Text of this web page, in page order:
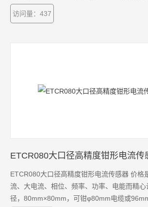
排）、便携式钳形设计，不必断开被测线路
全、快速，可以连接相位检测分析仪、工业控
访问量：437
ETCR080大口径高精度钳形电流传
ETCR080大口径高精度钳形电流传感器 价格
流、大电流、相位、频率、功率、电能而精
径，80mm×80mm，可钳φ80mm电缆或